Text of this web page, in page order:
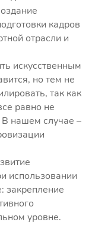
кадров
отрасли и
искусственным
но тем не
так как
равно не
В нашем случае –
использовании
закрепление
уровне.